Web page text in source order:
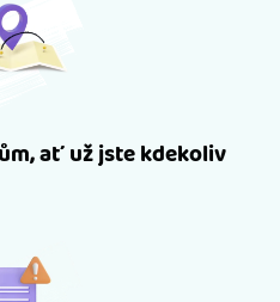
ať už jste kdekoliv